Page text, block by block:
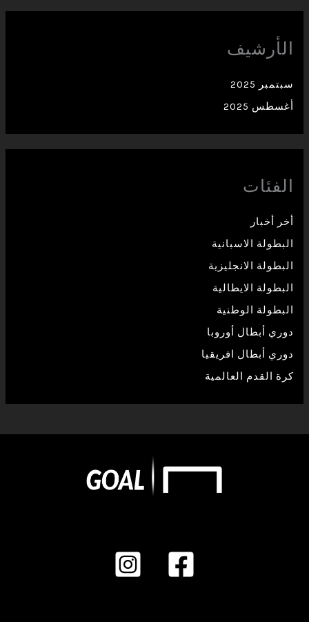
الأرشيف
سبتمبر 2025
أغسطس 2025
الفئات
أخر أخبار
البطولة الاسبانية
البطولة الانجليزية
البطولة الايطالية
البطولة الوطنية
دوري أبطال أوروبا
دوري أبطال افريقيا
كرة القدم العالمية